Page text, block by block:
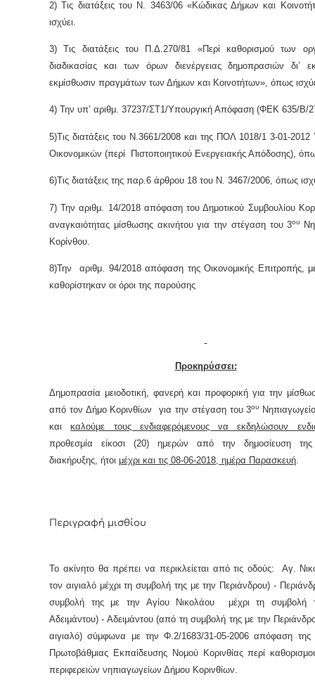
2) Τις διατάξεις του Ν. 3463/06 «Κώδικας Δήμων και
ισχύει.
3) Τις διατάξεις του Π.Δ.270/81 «Περί καθορισμού των
διαδικασίας και των όρων διενέργειας δημοπρασιών δι’
εκμίσθωσιν πραγμάτων των Δήμων και Κοινοτήτων», όπως
4) Την υπ’ αριθμ. 37237/ΣΤ1/Υπουργική Απόφαση (ΦΕΚ 635/Β/
5)Τις διατάξεις του Ν.3661/2008 και της ΠΟΛ 1018/1 3-01-2012
Οικονομικών (περί Πιστοποιητικού Ενεργειακής Απόδοσης),
6)Τις διατάξεις της παρ.6 άρθρου 18 του Ν. 3467/2006, όπως
7) Την αριθμ. 14/2018 απόφαση του Δημοτικού Συμβουλίου
αναγκαιότητας μίσθωσης ακινήτου για την στέγαση του 3ου
Κορίνθου.
8)Την αριθμ. 94/2018 απόφαση της Οικονομικής Επιτροπής,
καθορίστηκαν οι όροι της παρούσης
Προκηρύσσει:
Δημοπρασία μειοδοτική, φανερή και προφορική για την
από τον Δήμο Κορινθίων για την στέγαση του 3ου
καικαλούμε τους ενδιαφερόμενους να εκδηλώσουν
προθεσμία είκοσι (20) ημερών από την δημοσίευση
διακήρυξης, ήτοι μέχρι και τις 08-06-2018, ημέρα Παρασκευή.
Περιγραφή μισθίου
Το ακίνητο θα πρέπει να περικλείεται από τις οδούς: Αγ.
τον αιγιαλό μέχρι τη συμβολή της με την Περιάνδρου) -
συμβολή της με την Αγίου Νικολάου μέχρι τη συμβολή
Αδειμάντου) - Αδειμάντου (από τη συμβολή της με την
αιγιαλό) σύμφωνα με την Φ.2/1683/31-05-2006 απόφαση της
Πρωτοβάθμιας Εκπαίδευσης Νομού Κορινθίας περί
περιφερειών νηπιαγωγείων Δήμου Κορινθίων.